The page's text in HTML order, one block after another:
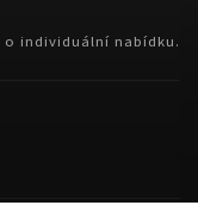
o individuální nabídku.